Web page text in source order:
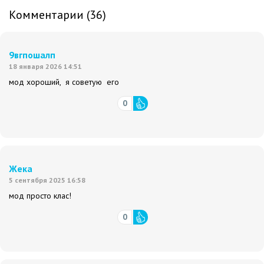
Комментарии (36)
9вгпошалп
18 января 2026 14:51
мод хороший, я советую его
0
Жека
5 сентября 2025 16:58
мод просто клас!
0